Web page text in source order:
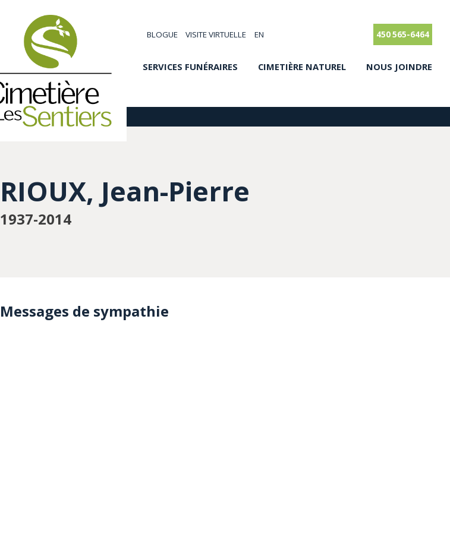
BLOGUE VISITE VIRTUELLE EN 450 565-6464
SERVICES FUNÉRAIRES CIMETIÈRE NATUREL NOUS JOINDRE
RIOUX, Jean-Pierre
1937-2014
Messages de sympathie